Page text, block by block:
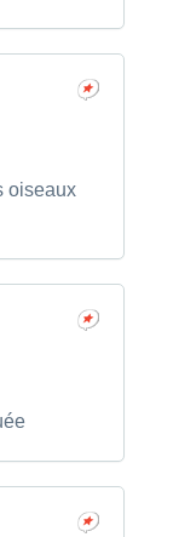
oiseaux